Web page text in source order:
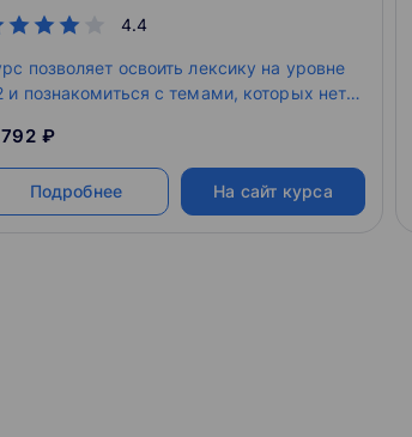
4.4
позволяет освоить лексику на уровне
и познакомиться с темами, которых нет в
₽
Подробнее На сайт курса